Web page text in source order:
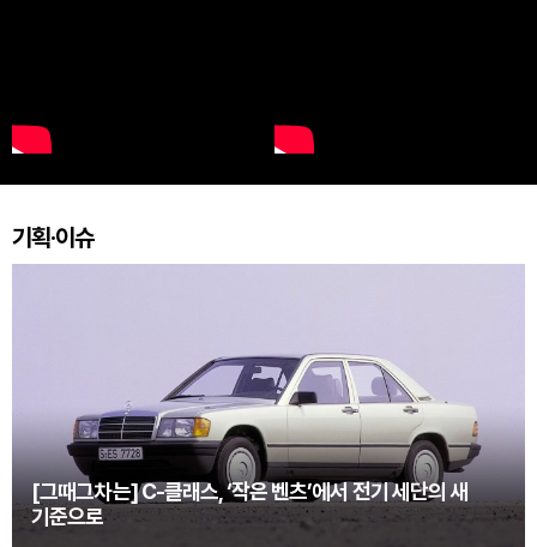
기획·이슈
[그때그차는] C-클래스, ‘작은 벤츠’에서 전기 세단의 새
기준으로